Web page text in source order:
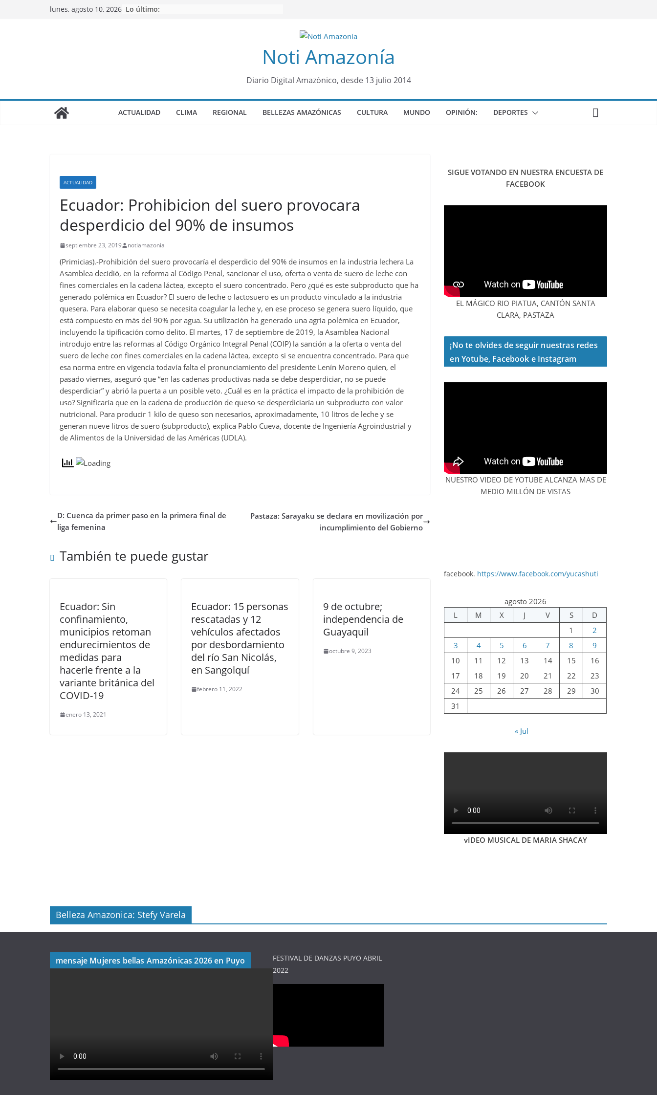
lunes, agosto 10, 2026 Lo último:
Noti Amazonía
Diario Digital Amazónico, desde 13 julio 2014
ACTUALIDAD CLIMA REGIONAL BELLEZAS AMAZÓNICAS CULTURA MUNDO OPINIÓN: DEPORTES
ACTUALIDAD
Ecuador: Prohibicion del suero provocara
desperdicio del 90% de insumos
septiembre 23, 2019 notiamazonia
(Primicias).-Prohibición del suero provocaría el desperdicio del 90% de insumos en la industria lechera La
Asamblea decidió, en la reforma al Código Penal, sancionar el uso, oferta o venta de suero de leche con
fines comerciales en la cadena láctea, excepto el suero concentrado. Pero ¿qué es este subproducto que ha
generado polémica en Ecuador? El suero de leche o lactosuero es un producto vinculado a la industria
quesera. Para elaborar queso se necesita coagular la leche y, en ese proceso se genera suero líquido, que
está compuesto en más del 90% por agua. Su utilización ha generado una agria polémica en Ecuador,
incluyendo la tipificación como delito. El martes, 17 de septiembre de 2019, la Asamblea Nacional
introdujo entre las reformas al Código Orgánico Integral Penal (COIP) la sanción a la oferta o venta del
suero de leche con fines comerciales en la cadena láctea, excepto si se encuentra concentrado. Para que
esa norma entre en vigencia todavía falta el pronunciamiento del presidente Lenín Moreno quien, el
pasado viernes, aseguró que “en las cadenas productivas nada se debe desperdiciar, no se puede
desperdiciar” y abrió la puerta a un posible veto. ¿Cuál es en la práctica el impacto de la prohibición de
uso? Significaría que en la cadena de producción de queso se desperdiciaría un subproducto con valor
nutricional. Para producir 1 kilo de queso son necesarios, aproximadamente, 10 litros de leche y se
generan nueve litros de suero (subproducto), explica Pablo Cueva, docente de Ingeniería Agroindustrial y
de Alimentos de la Universidad de las Américas (UDLA).
D: Cuenca da primer paso en la primera final de
liga femenina
Pastaza: Sarayaku se declara en movilización por
incumplimiento del Gobierno
También te puede gustar
Ecuador: Sin
confinamiento,
municipios retoman
endurecimientos de
medidas para
hacerle frente a la
variante británica del
COVID-19
enero 13, 2021
Ecuador: 15 personas
rescatadas y 12
vehículos afectados
por desbordamiento
del río San Nicolás,
en Sangolquí
febrero 11, 2022
9 de octubre;
independencia de
Guayaquil
octubre 9, 2023
SIGUE VOTANDO EN NUESTRA ENCUESTA DE
FACEBOOK
EL MÁGICO RIO PIATUA, CANTÓN SANTA
CLARA, PASTAZA
¡No te olvides de seguir nuestras redes
en Yotube, Facebook e Instagram
NUESTRO VIDEO DE YOTUBE ALCANZA MAS DE
MEDIO MILLÓN DE VISTAS
facebook. https://www.facebook.com/yucashuti
agosto 2026
L
M X J V S
D
1
2
3
4 5 6 7 8
9
10
11 12 13 14 15
16
17
18 19 20 21 22
23
24
25 26 27 28 29
30
31
« Jul
vIDEO MUSICAL DE MARIA SHACAY
Belleza Amazonica: Stefy Varela
mensaje Mujeres bellas Amazónicas 2026 en Puyo
FESTIVAL DE DANZAS PUYO ABRIL
2022